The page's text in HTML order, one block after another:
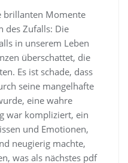
brillanten Momente
des Zufalls: Die
in unserem Leben
überschattet, die
Es ist schade, dass
seine mangelhafte
eine wahre
war kompliziert, ein
und Emotionen,
neugierig machte,
was als nächstes pdf